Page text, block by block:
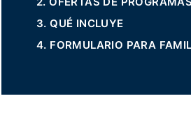
3. QUÉ INCLUYE
4. FORMULARIO PARA